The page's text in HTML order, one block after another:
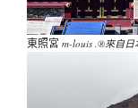
東照宮 m-louis .®來自日